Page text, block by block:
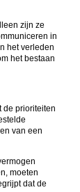
zijn ze
in
het verleden
het bestaan
de prioriteiten
van een
moeten
dat de